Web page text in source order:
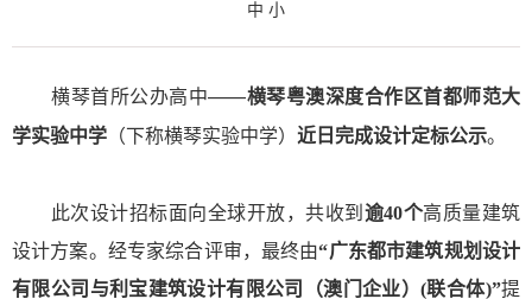
中 小
横琴首所公办高中——横琴粤澳深度合作区首都师范大
学实验中学 （下称横琴实验中学） 近日完成设计定标公示。
此次设计招标面向全球开放，共收到 逾40个高质量建筑
设计方案。经专家综合评审，最终由“广东都市建筑规划设计
有限公司与利宝建筑设计有限公司（澳门企业）(联合体)”提